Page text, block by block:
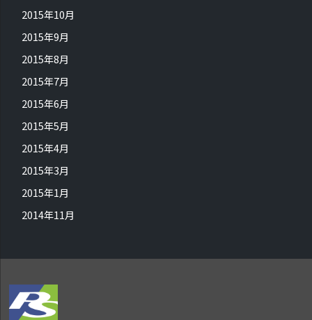
2015年10月
2015年9月
2015年8月
2015年7月
2015年6月
2015年5月
2015年4月
2015年3月
2015年1月
2014年11月